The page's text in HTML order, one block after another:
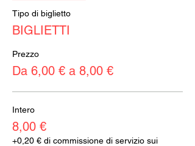
Tipo di biglietto
BIGLIETTI
Prezzo
Da 6,00 € a 8,00 €
Intero
8,00 €
+0,20 € di commissione di servizio sui